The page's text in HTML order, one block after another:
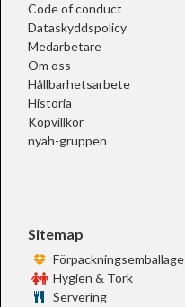
Code of conduct
Dataskyddspolicy
Medarbetare
Om oss
Hållbarhetsarbete
Historia
Köpvillkor
nyah-gruppen
Sitemap
Förpackningsemballage
Hygien & Tork
Servering